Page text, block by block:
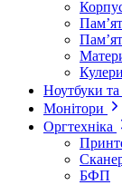
Ноутбуки
Монітори
Оргтехніка
БФП